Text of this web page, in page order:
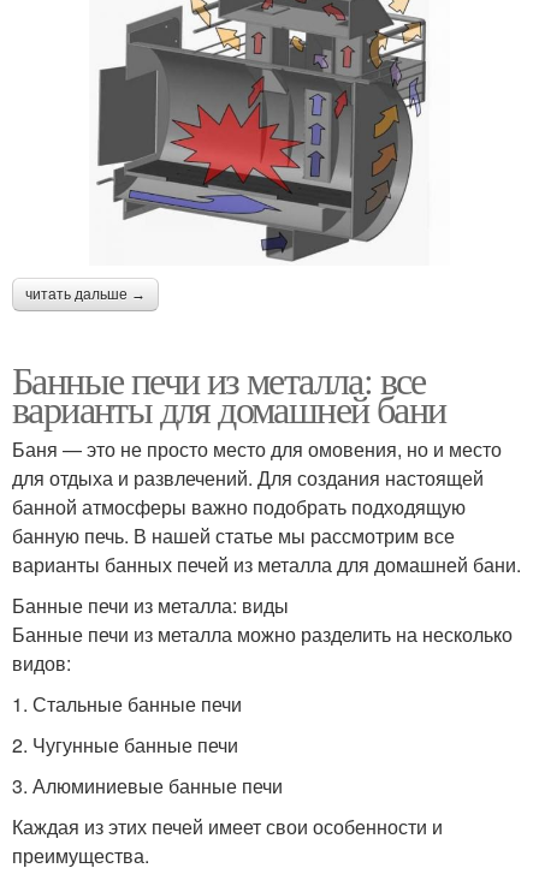
читать дальше →
Банные печи из металла: все
варианты для домашней бани
Баня — это не просто место для омовения, но и место
для отдыха и развлечений. Для создания настоящей
банной атмосферы важно подобрать подходящую
банную печь. В нашей статье мы рассмотрим все
варианты банных печей из металла для домашней бани.
Банные печи из металла: виды
Банные печи из металла можно разделить на несколько
видов:
1. Стальные банные печи
2. Чугунные банные печи
3. Алюминиевые банные печи
Каждая из этих печей имеет свои особенности и
преимущества.